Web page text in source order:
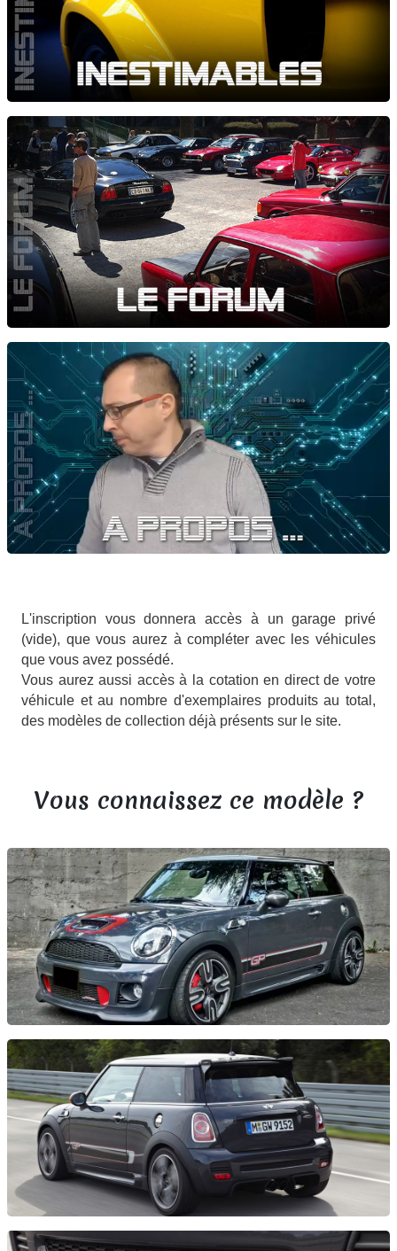
L'inscription vous donnera accès à un garage privé
(vide), que vous aurez à compléter avec les véhicules
que vous avez possédé.
Vous aurez aussi accès à la cotation en direct de votre
véhicule et au nombre d'exemplaires produits au total,
des modèles de collection déjà présents sur le site.
Vous connaissez ce modèle ?